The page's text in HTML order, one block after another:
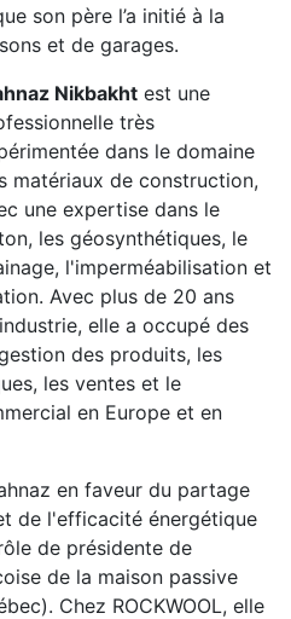
son père l’a initié à la
et de garages.
Nikbakht est une
très
dans le domaine
matériaux de construction,
une expertise dans le
les géosynthétiques, le
l'imperméabilisation et
Avec plus de 20 ans
elle a occupé des
des produits, les
les ventes et le
en Europe et en
en faveur du partage
de l'efficacité énergétique
de présidente de
de la maison passive
Chez ROCKWOOL, elle